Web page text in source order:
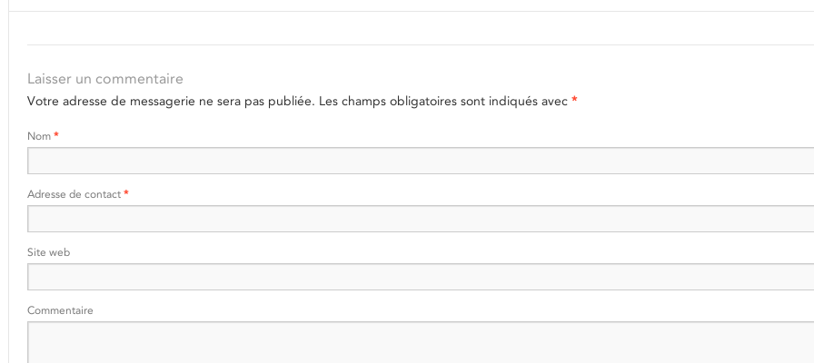
Laisser un commentaire
Votre adresse de messagerie ne sera pas publiée. Les champs obligatoires sont indiqués avec *
Nom *
Adresse de contact *
Site web
Commentaire